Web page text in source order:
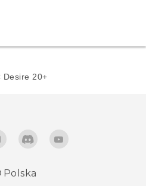
Desire 20+‎
Polska